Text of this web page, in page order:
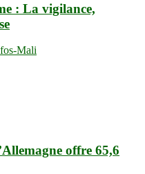
: La vigilance,
Mali
offre 65,6